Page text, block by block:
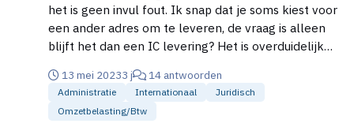
het is geen invul fout. Ik snap dat je soms kiest voor
een ander adres om te leveren, de vraag is alleen
blijft het dan een IC levering? Het is overduidelijk
koper verwacht niet aanwezig te zijn, en de buren
toch altijd thuis zijn. Het kan natuurlijk ook, dat je
zonder BTW voor de buren koopt, want dat scheelt
13 mei 20233 j 14 antwoorden
Administratie Internationaal
Juridisch
Omzetbelasting/btw